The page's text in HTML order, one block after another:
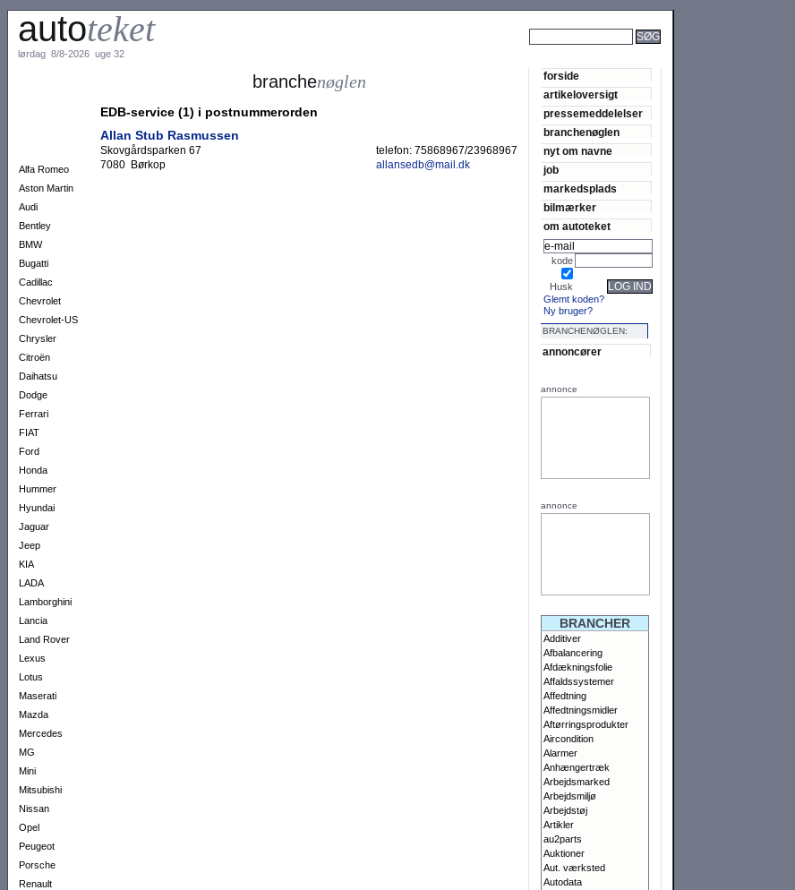
autoteket SØG
lørdag 8/8-2026 uge 32
Alfa Romeo
Aston Martin
Audi
Bentley
BMW
Bugatti
Cadillac
Chevrolet
Chevrolet-US
Chrysler
Citroën
Daihatsu
Dodge
Ferrari
FIAT
Ford
Honda
Hummer
Hyundai
Jaguar
Jeep
KIA
LADA
Lamborghini
Lancia
Land Rover
Lexus
Lotus
Maserati
Mazda
Mercedes
MG
Mini
Mitsubishi
Nissan
Opel
Peugeot
Porsche
Renault
branchenøglen
EDB-service (1) i postnummerorden
Allan Stub Rasmussen
Skovgårdsparken 67
7080 Børkop
telefon: 75868967/23968967
allansedb@mail.dk
forside
artikeloversigt
pressemeddelelser
branchenøglen
nyt om navne
job
markedsplads
bilmærker
om autoteket
kode
Husk LOG IND
Glemt koden?
Ny bruger?
BRANCHENØGLEN:
annoncører
annonce
annonce
BRANCHER
Additiver
Afbalancering
Afdækningsfolie
Affaldssystemer
Affedtning
Affedtningsmidler
Aftørringsprodukter
Aircondition
Alarmer
Anhængertræk
Arbejdsmarked
Arbejdsmiljø
Arbejdstøj
Artikler
au2parts
Auktioner
Aut. værksted
Autodata